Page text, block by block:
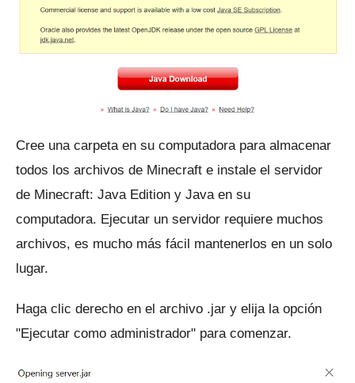
Cree una carpeta en su computadora para almacenar
todos los archivos de Minecraft e instale el servidor
de Minecraft: Java Edition y Java en su
computadora. Ejecutar un servidor requiere muchos
archivos, es mucho más fácil mantenerlos en un solo
lugar.
Haga clic derecho en el archivo .jar y elija la opción
"Ejecutar como administrador" para comenzar.